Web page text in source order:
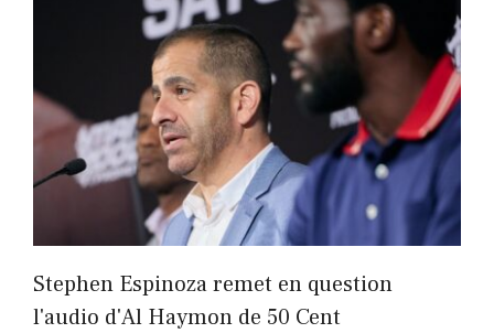
Stephen Espinoza remet en question
l'audio d'Al Haymon de 50 Cent